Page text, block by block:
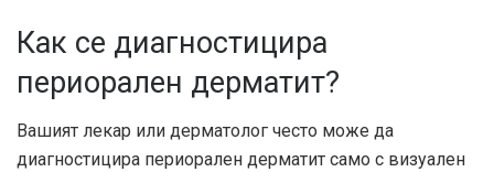
Как се диагностицира
периорален дерматит?
Вашият лекар или дерматолог често може да
диагностицира периорален дерматит само с визуален